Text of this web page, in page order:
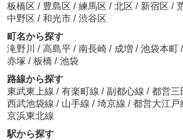
板橋区 / 豊島区 / 練馬区 / 北区 / 新宿区 /
中野区 / 和光市 / 渋谷区
町名から探す
滝野川 / 高島平 / 南長崎 / 成増 / 池袋本町 /
赤塚 / 板橋 / 池袋
路線から探す
東武東上線 / 有楽町線 / 副都心線 / 都営三
西武池袋線 / 山手線 / 埼京線 / 都営大江戸
京浜東北線
駅から探す